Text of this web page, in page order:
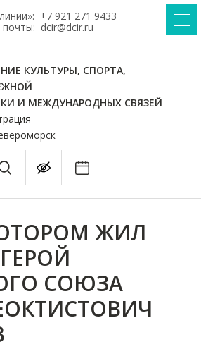
+7 921 271 9433
почты: dcir@dcir.ru
КУЛЬТУРЫ, СПОРТА,
И МЕЖДУНАРОДНЫХ СВЯЗЕЙ
ЖИЛ
СОЮЗА